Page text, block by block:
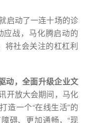
启动了一连十场的诊
应战，马化腾启动的
将社会关注的杠杠利
动，全面升级企业文
开放大会期间，马化
造一个“在线生活”的
碍、更加通畅，“现